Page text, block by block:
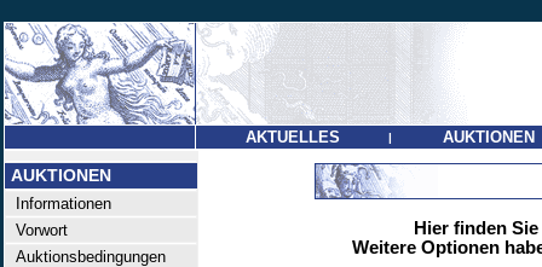
AKTUELLES | AUKTIONEN
AUKTIONEN
Informationen
Vorwort
Auktionsbedingungen
Hier finden
Weitere Optionen